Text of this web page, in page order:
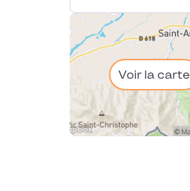
Voir la carte